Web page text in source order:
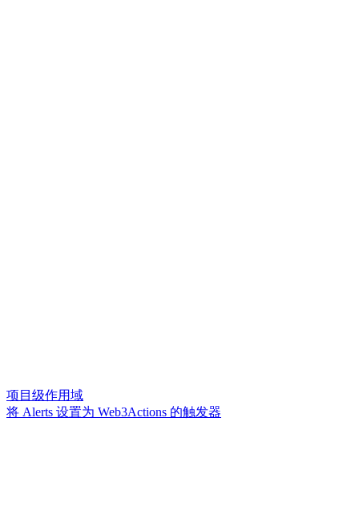
项目级作用域
将 Alerts 设置为 Web3Actions 的触发器